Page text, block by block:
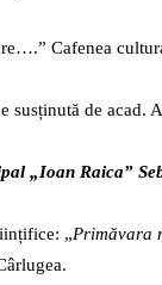
Cafenea
susținută de acad.
„Ioan Raica”
„Primăvara